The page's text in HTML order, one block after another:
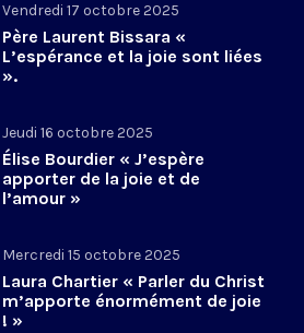
Vendredi 17 octobre 2025
Père Laurent Bissara «
L’espérance et la joie sont liées
».
Jeudi 16 octobre 2025
Élise Bourdier « J’espère
apporter de la joie et de
l’amour »
Mercredi 15 octobre 2025
Laura Chartier « Parler du Christ
m’apporte énormément de joie
! »